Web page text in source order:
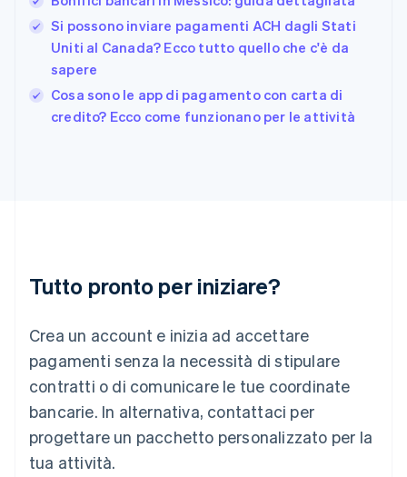
Si possono inviare pagamenti ACH dagli Stati
Uniti al Canada? Ecco tutto quello che c'è da
sapere
Cosa sono le app di pagamento con carta di
credito? Ecco come funzionano per le attività
Tutto pronto per iniziare?
Crea un account e inizia ad accettare
pagamenti senza la necessità di stipulare
contratti o di comunicare le tue coordinate
bancarie. In alternativa, contattaci per
progettare un pacchetto personalizzato per la
tua attività.
日本語
Gibilterra
English
Grecia
English
India
Lituania
Lussemburgo
Deutsch English
Malaysia
English 简体中文
Malta
Messico
EspañolEnglish